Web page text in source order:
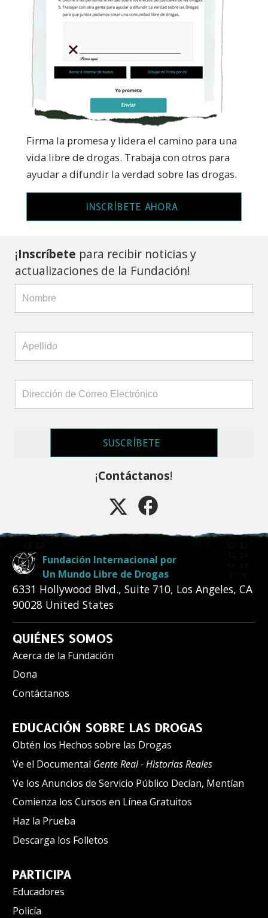
Firma la promesa y lidera el camino para una
vida libre de drogas. Trabaja con otros para
ayudar a difundir la verdad sobre las drogas.
INSCRÍBETE AHORA
¡Inscríbete para recibir noticias y
actualizaciones de la Fundación!
SUSCRÍBETE
¡Contáctanos!
Fundación Internacional por
Un Mundo Libre de Drogas
6331 Hollywood Blvd., Suite 710, Los Angeles, CA
90028 United States
QUIÉNES SOMOS
Acerca de la Fundación
Dona
Contáctanos
EDUCACIÓN SOBRE LAS DROGAS
Obtén los Hechos sobre las Drogas
Ve el Documental Gente Real - Historias Reales
Ve los Anuncios de Servicio Público Decían, Mentían
Comienza los Cursos en Línea Gratuitos
Haz la Prueba
Descarga los Folletos
PARTICIPA
Educadores
Policía